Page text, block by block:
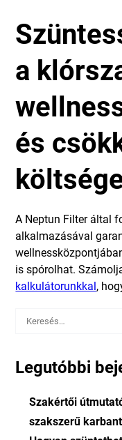
a
és
A Neptun Filter által
alkalmazásával
is spórolhat.
kalkulátorunkkal,
Keresés:
Legutóbbi
Szakértői
szakszerű